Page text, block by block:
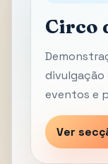
Circo
divulgação
eventos e
Ver